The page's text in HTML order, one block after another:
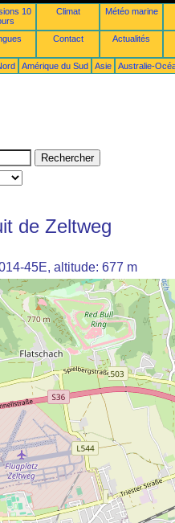
10
Climat Météo marine
Contact Actualités
Amérique du Sud Asie Australie-
de Zeltweg
45E, altitude: 677 m